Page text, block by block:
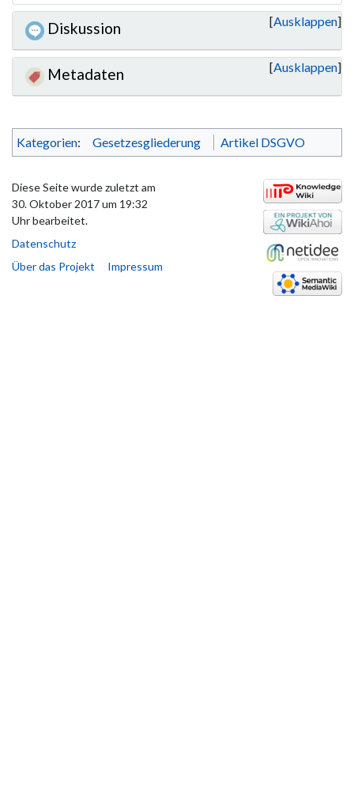
Ausklappen
Diskussion
Ausklappen
Metadaten
Kategorien: Gesetzesgliederung Artikel DSGVO
Diese Seite wurde zuletzt am
30. Oktober 2017 um 19:32
Uhr bearbeitet.
Datenschutz
Über das Projekt
Impressum